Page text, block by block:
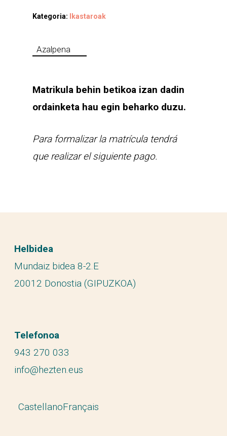
Kategoria: Ikastaroak
Azalpena
Matrikula behin betikoa izan dadin
ordainketa hau egin beharko duzu.
Para formalizar la matrícula tendrá
que realizar el siguiente pago.
Helbidea
Mundaiz bidea 8-2.E
20012 Donostia (GIPUZKOA)
Telefonoa
943 270 033
info@hezten.eus
CastellanoFrançais